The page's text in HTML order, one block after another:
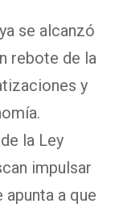
se alcanzó
rebote de la
y
la Ley
impulsar
a que